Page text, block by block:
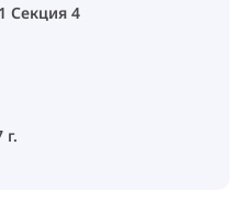
Секция 4
г.